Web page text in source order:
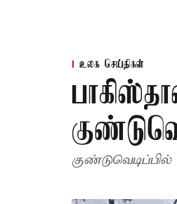
உலக செய்திகள்